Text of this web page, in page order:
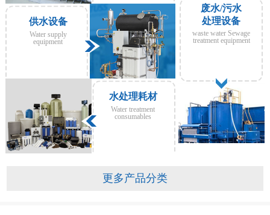
供水设备
Water supply
equipment
水处理耗材
Water treatment
consumables
废水/污水
处理设备
waste water Sewage
treatment equipment
更多产品分类